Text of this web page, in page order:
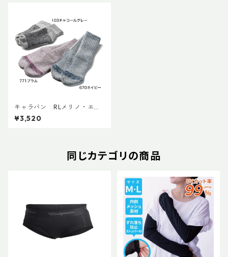
キャラバン RLメリノ・エク
スペディションクルー
¥3,520
同じカテゴリの商品